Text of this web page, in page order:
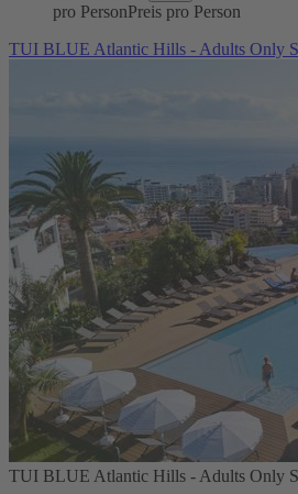
pro PersonPreis pro Person
TUI BLUE Atlantic Hills - Adults Only
TUI BLUE Atlantic Hills - Adults Only